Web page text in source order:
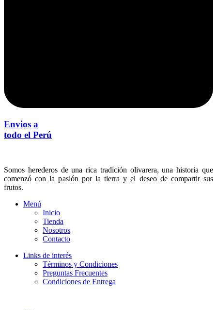
Envios a
todo el Perú
Somos herederos de una rica tradición olivarera, una historia que
comenzó con la pasión por la tierra y el deseo de compartir sus
frutos.
Menú
Inicio
Tienda
Nosotros
Contacto
Links de interés
Términos y Condiciones
Preguntas Frecuentes
Condiciones de Entrega